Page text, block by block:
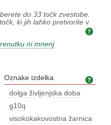
do 33 točk zvestobe.
točk, ki jih lahko pretvorite v
ni mnenj
Oznake izdelka
dolga življenjska doba
g10q
visokokakovostna žarnica